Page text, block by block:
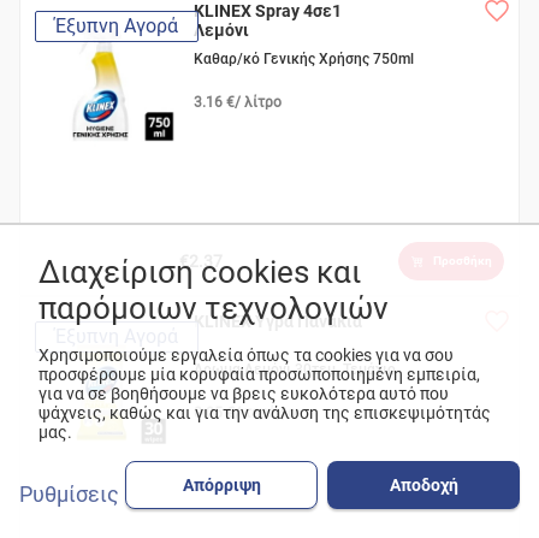
Έξυπνη Αγορά
KLINEX Spray 4σε1
Λεμόνι
Καθαρ/κό Γενικής Χρήσης 750ml
3.16 €/ λίτρο
€2.37
KLINEX Υγρά Πανάκια
Άρωμα Λεμόνι 30τεμ, Τεμάχιο
0.05 €/ τεμάχιο
Διαχείριση cookies και
παρόμοιων τεχνολογιών
Χρησιμοποιούμε εργαλεία όπως τα cookies για να σου
προσφέρουμε μία κορυφαία προσωποποιημένη εμπειρία,
για να σε βοηθήσουμε να βρεις ευκολότερα αυτό που
ψάχνεις, καθώς και για την ανάλυση της επισκεψιμότητάς
μας.
Ρυθμίσεις Απόρριψη Αποδοχή